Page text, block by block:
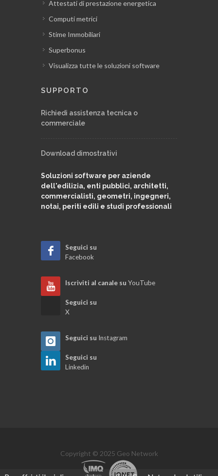
Attestati di prestazione energetica
Computi metrici
Stime Immobiliari
Superbonus
Visualizza tutte le soluzioni software
SUPPORTO
Richiedi assistenza tecnica o
commerciale
Download dimostrativi
Soluzioni software per aziende
dell'edilizia, enti pubblici, architetti,
commercialisti, geometri, ingegneri,
notai, periti edili e studi professionali
Seguici su
Facebook
Iscriviti al canale su YouTube
Seguici su
X
Seguici su Instagram
Seguici su
Linkedin
Copyright © 2025 Geo Network